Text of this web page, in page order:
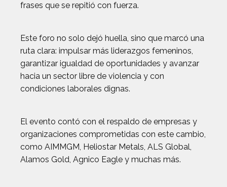
frases que se repitió con fuerza.
Este foro no solo dejó huella, sino que marcó una
ruta clara: impulsar más liderazgos femeninos,
garantizar igualdad de oportunidades y avanzar
hacia un sector libre de violencia y con
condiciones laborales dignas.
El evento contó con el respaldo de empresas y
organizaciones comprometidas con este cambio,
como AIMMGM, Heliostar Metals, ALS Global,
Alamos Gold, Agnico Eagle y muchas más.